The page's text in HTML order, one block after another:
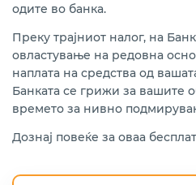
одите во банка.
Преку трајниот налог, на
овластување на редовна
наплата на средства од
Банката се грижи за вашите
времето за нивно
Дознај повеќе за оваа